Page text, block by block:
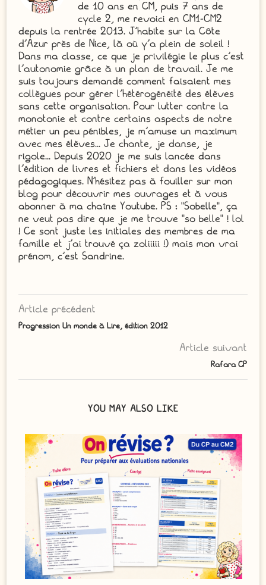
de 10 ans en CM, puis 7 ans de
cycle 2, me revoici en CM1-CM2
depuis la rentrée 2013. J'habite sur la Côte
d'Azur près de Nice, là où y'a plein de soleil !
Dans ma classe, ce que je privilégie le plus c'est
l'autonomie grâce à un plan de travail. Je me
suis toujours demandé comment faisaient mes
collègues pour gérer l'hétérogénéité des élèves
sans cette organisation. Pour lutter contre la
monotonie et contre certains aspects de notre
métier un peu pénibles, je m'amuse un maximum
avec mes élèves... Je chante, je danse, je
rigole... Depuis 2020 je me suis lancée dans
l'édition de livres et fichiers et dans les vidéos
pédagogiques. N'hésitez pas à fouiller sur mon
blog pour découvrir mes ouvrages et à vous
abonner à ma chaîne Youtube. PS : "Sobelle", ça
ne veut pas dire que je me trouve "so belle" ! lol
! Ce sont juste les initiales des membres de ma
famille et j'ai trouvé ça zoliiiii !) mais mon vrai
prénom, c'est Sandrine.
Article précédent
Progression Un monde à Lire, édition 2012
Article suivant
Rafara CP
YOU MAY ALSO LIKE